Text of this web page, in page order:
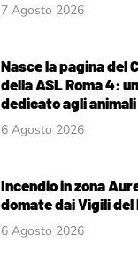
7 Agosto 2026
Nasce la pagina del
della ASL Roma 4:
dedicato agli
6 Agosto 2026
Incendio in zona
domate dai Vigili del
6 Agosto 2026